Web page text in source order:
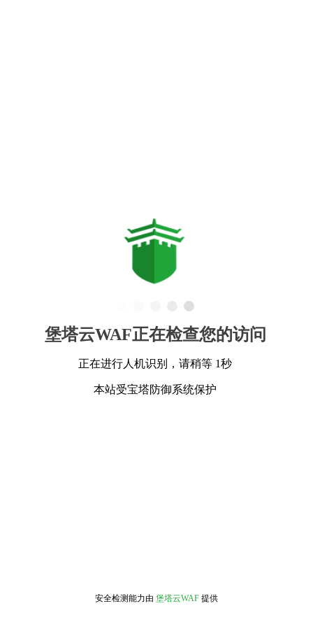
堡塔云WAF正在检查您的访问
正在进行人机识别，请稍等 1秒
本站受宝塔防御系统保护
安全检测能力由 堡塔云WAF 提供